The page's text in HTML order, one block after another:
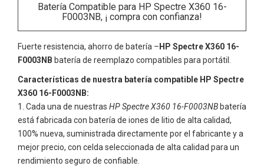
Batería Compatible para HP Spectre X360 16-
F0003NB, ¡ compra con confianza!
Fuerte resistencia, ahorro de batería – HP Spectre X360 16-
F0003NB batería de reemplazo compatibles para portátil.
Características de nuestra batería compatible HP Spectre
X360 16-F0003NB:
Cada una de nuestras HP Spectre X360 16-F0003NB batería
está fabricada con batería de iones de litio de alta calidad,
100% nueva, suministrada directamente por el fabricante y a
mejor precio, con celda seleccionada de alta calidad para un
rendimiento seguro de confiable.